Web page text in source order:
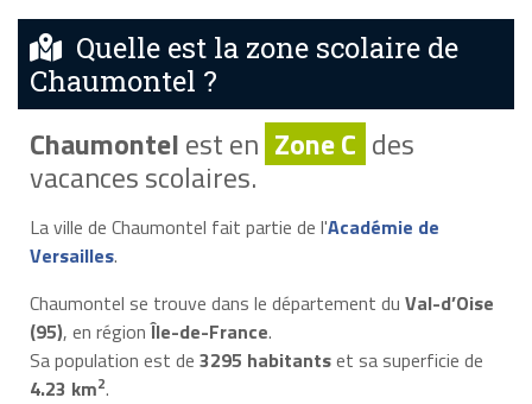
Quelle est la zone scolaire de
Chaumontel ?
Chaumontelest en Zone C des
vacances scolaires.
La ville de Chaumontel fait partie de l'Académie de
Versailles.
Chaumontel se trouve dans le département du Val-d’Oise
(95), en régionÎle-de-France.
Sa population est de 3295 habitantset sa superficie de
4.23 km2.